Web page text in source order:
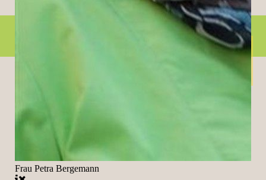
Frau Petra Bergemann